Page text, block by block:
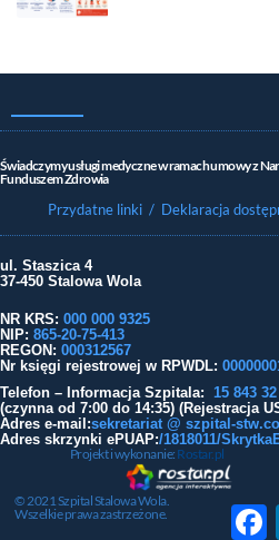
Świadczymy usługi medyczne w ramach umowy z
Funduszem Zdrowia
Przydatne linki / Deklaracja
ul. Staszica 4
37-450 Stalowa Wola
NR KRS: 000 000 9325
NIP: 865-20-75-413
REGON: 000312567
Nr księgi rejestrowej w RPWDL:
Telefon – Informacja Szpitala: 15 843
(czynna od 7:00 do 14:35) (Rejestracja
Adres e-mail:sekretariat @ szpital-
Adres skrzynki ePUAP:/1818011/
Projekt i wykonanie: Rostar.pl
© 2021 Szpital Stalowa Wola.
Wszelkie prawa zastrzeżone.